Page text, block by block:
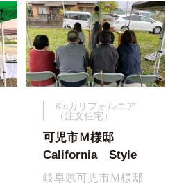
K'sカリフォルニア
（注文住宅）
可児市Ｍ様邸
California Style
岐阜県可児市Ｍ様邸